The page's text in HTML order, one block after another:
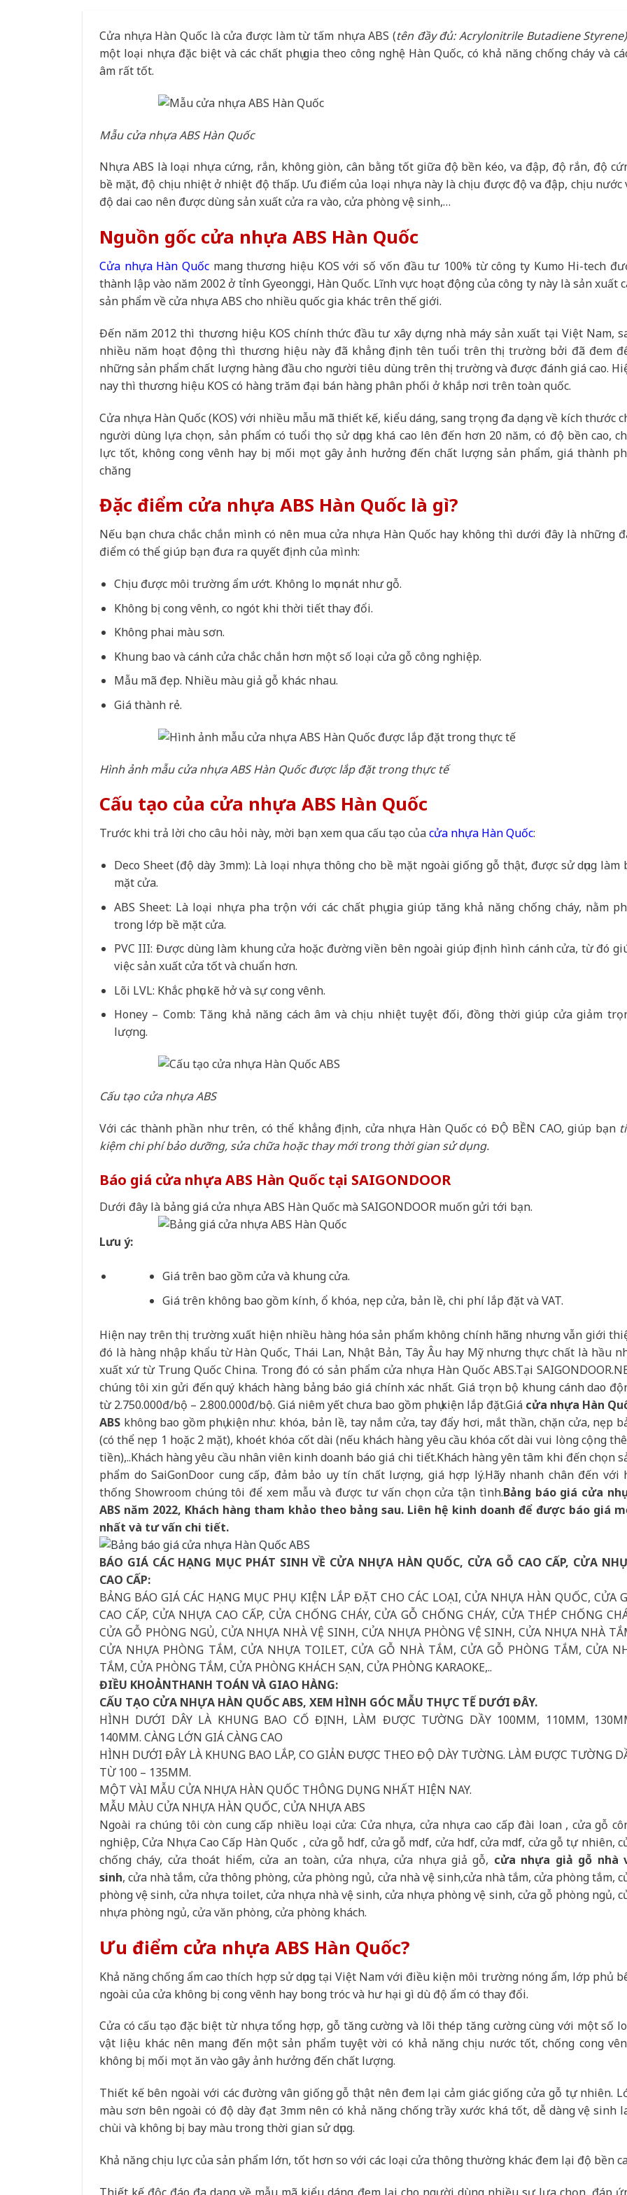
Cửa nhựa Hàn Quốc là cửa được làm từ tấm nhựa ABS (tên đầy đủ:Acrylonitrile Butadiene Styrene)
một loại nhựa đặc biệt và các chất phụ gia theo công nghệ Hàn Quốc, có khả năng chống cháy và
âm rất tốt.
Mẫu cửa nhựa ABS Hàn Quốc
Nhựa ABS là loại nhựa cứng, rắn, không giòn, cân bằng tốt giữa độ bền kéo, va đập, độ rắn, độ
bề mặt, độ chịu nhiệt ở nhiệt độ thấp. Ưu điểm của loại nhựa này là chịu được độ va đập, chịu nước
độ dai cao nên được dùng sản xuất cửa ra vào, cửa phòng vệ sinh,…
Nguồn gốc cửa nhựa ABS Hàn Quốc
Cửa nhựa Hàn Quốc mang thương hiệu KOS với số vốn đầu tư 100% từ công ty Kumo Hi-tech
thành lập vào năm 2002 ở tỉnh Gyeonggi, Hàn Quốc. Lĩnh vực hoạt động của công ty này là sản xuất
sản phẩm về cửa nhựa ABS cho nhiều quốc gia khác trên thế giới.
Đến năm 2012 thì thương hiệu KOS chính thức đầu tư xây dựng nhà máy sản xuất tại Việt Nam,
nhiều năm hoạt động thì thương hiệu này đã khẳng định tên tuổi trên thị trường bởi đã đem
những sản phẩm chất lượng hàng đầu cho người tiêu dùng trên thị trường và được đánh giá cao.
nay thì thương hiệu KOS có hàng trăm đại bán hàng phân phối ở khắp nơi trên toàn quốc.
Cửa nhựa Hàn Quốc (KOS) với nhiều mẫu mã thiết kế, kiểu dáng, sang trọng đa dạng về kích thước
người dùng lựa chọn, sản phẩm có tuổi thọ sử dụng khá cao lên đến hơn 20 năm, có độ bền cao,
lực tốt, không cong vênh hay bị mối mọt gây ảnh hưởng đến chất lượng sản phẩm, giá thành
chăng
Đặc điểm cửa nhựa ABS Hàn Quốc là gì?
Nếu bạn chưa chắc chắn mình có nên mua cửa nhựa Hàn Quốc hay không thì dưới đây là những
điểm có thể giúp bạn đưa ra quyết định của mình:
Chịu được môi trường ẩm ướt. Không lo mục nát như gỗ.
Không bị cong vênh, co ngót khi thời tiết thay đổi.
Không phai màu sơn.
Khung bao và cánh cửa chắc chắn hơn một số loại cửa gỗ công nghiệp.
Mẫu mã đẹp. Nhiều màu giả gỗ khác nhau.
Giá thành rẻ.
Hình ảnh mẫu cửa nhựa ABS Hàn Quốc được lắp đặt trong thực tế
Cấu tạo của cửa nhựa ABS Hàn Quốc
Trước khi trả lời cho câu hỏi này, mời bạn xem qua cấu tạo củacửa nhựa Hàn Quốc:
Deco Sheet (độ dày 3mm): Là loại nhựa thông cho bề mặt ngoài giống gỗ thật, được sử dụng làm
mặt cửa.
ABS Sheet: Là loại nhựa pha trộn với các chất phụ gia giúp tăng khả năng chống cháy, nằm
trong lớp bề mặt cửa.
PVC III: Được dùng làm khung cửa hoặc đường viền bên ngoài giúp định hình cánh cửa, từ đó
việc sản xuất cửa tốt và chuẩn hơn.
Lõi LVL: Khắc phục kẽ hở và sự cong vênh.
Honey – Comb: Tăng khả năng cách âm và chịu nhiệt tuyệt đối, đồng thời giúp cửa giảm
lượng.
Cấu tạo cửa nhựa ABS
Với các thành phần như trên, có thể khẳng định, cửa nhựa Hàn Quốc có ĐỘ BỀN CAO, giúp bạn
kiệm chi phí bảo dưỡng, sửa chữa hoặc thay mới trong thời gian sử dụng.
Báo giá cửa nhựa ABS Hàn Quốc tại SAIGONDOOR
Dưới đây là bảng giá cửa nhựa ABS Hàn Quốc mà SAIGONDOOR muốn gửi tới bạn.
Lưu ý:
Giá trên bao gồm cửa và khung cửa.
Giá trên không bao gồm kính, ổ khóa, nẹp cửa, bản lề, chi phí lắp đặt và VAT.
Hiện nay trên thị trường xuất hiện nhiều hàng hóa sản phẩm không chính hãng nhưng vẫn giới
đó là hàng nhập khẩu từ Hàn Quốc, Thái Lan, Nhật Bản, Tây Âu hay Mỹ nhưng thực chất là hầu
xuất xứ từ Trung Quốc China. Trong đó có sản phẩm cửa nhựa Hàn Quốc ABS.Tại
chúng tôi xin gửi đến quý khách hàng bảng báo giá chính xác nhất. Giá trọn bộ khung cánh dao
từ 2.750.000đ/bộ – 2.800.000đ/bộ. Giá niêm yết chưa bao gồm phụ kiện lắp đặt.Giá cửa nhựa Hàn
ABS không bao gồm phụ kiện như: khóa, bản lề, tay nắm cửa, tay đẩy hơi, mắt thần, chặn cửa, nẹp
(có thể nẹp 1 hoặc 2 mặt), khoét khóa cốt dài (nếu khách hàng yêu cầu khóa cốt dài vui lòng cộng
tiền),..Khách hàng yêu cầu nhân viên kinh doanh báo giá chi tiết.Khách hàng yên tâm khi đến chọn
phẩm do SaiGonDoor cung cấp, đảm bảo uy tín chất lượng, giá hợp lý.Hãy nhanh chân đến với
thống Showroom chúng tôi để xem mẫu và được tư vấn chọn cửa tận tình.Bảng báo giá cửa
ABS năm 2022, Khách hàng tham khảo theo bảng sau. Liên hệ kinh doanh để được báo giá
nhất và tư vấn chi tiết.
BÁO GIÁ CÁC HẠNG MỤC PHÁT SINH VỀ CỬA NHỰA HÀN QUỐC, CỬA GỖ CAO CẤP, CỬA
CAO CẤP:
BẢNG BÁO GIÁ CÁC HẠNG MỤC PHỤ KIỆN LẮP ĐẶT CHO CÁC LOẠI, CỬA NHỰA HÀN QUỐC, CỬA
CAO CẤP, CỬA NHỰA CAO CẤP, CỬA CHỐNG CHÁY, CỬA GỖ CHỐNG CHÁY, CỬA THÉP CHỐNG
CỬA GỖ PHÒNG NGỦ, CỬA NHỰA NHÀ VỆ SINH, CỬA NHỰA PHÒNG VỆ SINH, CỬA NHỰA NHÀ
CỬA NHỰA PHÒNG TẮM, CỬA NHỰA TOILET, CỬA GỖ NHÀ TẮM, CỬA GỖ PHÒNG TẮM, CỬA
TẮM, CỬA PHÒNG TẮM, CỬA PHÒNG KHÁCH SẠN, CỬA PHÒNG KARAOKE,..
ĐIỀU KHOẢNTHANH TOÁN VÀ GIAO HÀNG:
CẤU TẠO CỬA NHỰA HÀN QUỐC ABS, XEM HÌNH GÓC MẪU THỰC TẾ DƯỚI ĐÂY.
HÌNH DƯỚI DÂY LÀ KHUNG BAO CỐ ĐỊNH, LÀM ĐƯỢC TƯỜNG DẦY 100MM, 110MM,
140MM. CÀNG LỚN GIÁ CÀNG CAO
HÌNH DƯỚI ĐÂY LÀ KHUNG BAO LẮP, CO GIẢN ĐƯỢC THEO ĐỘ DÀY TƯỜNG. LÀM ĐƯỢC TƯỜNG
TỪ 100 – 135MM.
MỘT VÀI MẪU CỬA NHỰA HÀN QUỐC THÔNG DỤNG NHẤT HIỆN NAY.
MẪU MÀU CỬA NHỰA HÀN QUỐC, CỬA NHỰA ABS
Ngoài ra chúng tôi còn cung cấp nhiều loại cửa: Cửa nhựa, cửa nhựa cao cấp đài loan , cửa gỗ
nghiệp, Cửa Nhựa Cao Cấp Hàn Quốc , cửa gỗ hdf, cửa gỗ mdf, cửa hdf, cửa mdf, cửa gỗ tự nhiên,
chống cháy, cửa thoát hiểm, cửa an toàn, cửa nhựa, cửa nhựa giả gỗ, cửa nhựa giả gỗ nhà
sinh, cửa nhà tắm, cửa thông phòng, cửa phòng ngủ, cửa nhà vệ sinh,cửa nhà tắm, cửa phòng tắm,
phòng vệ sinh, cửa nhựa toilet, cửa nhựa nhà vệ sinh, cửa nhựa phòng vệ sinh, cửa gỗ phòng ngủ,
nhựa phòng ngủ, cửa văn phòng, cửa phòng khách.
Ưu điểm cửa nhựa ABS Hàn Quốc?
Khả năng chống ẩm cao thích hợp sử dụng tại Việt Nam với điều kiện môi trường nóng ẩm, lớp phủ
ngoài của cửa không bị cong vênh hay bong tróc và hư hại gì dù độ ẩm có thay đổi.
Cửa có cấu tạo đặc biệt từ nhựa tổng hợp, gỗ tăng cường và lõi thép tăng cường cùng với một số
vật liệu khác nên mang đến một sản phẩm tuyệt vời có khả năng chịu nước tốt, chống cong
không bị mối mọt ăn vào gây ảnh hưởng đến chất lượng.
Thiết kế bên ngoài với các đường vân giống gỗ thật nên đem lại cảm giác giống cửa gỗ tự nhiên.
màu sơn bên ngoài có độ dày đạt 3mm nên có khả năng chống trầy xước khá tốt, dễ dàng vệ sinh
chùi và không bị bay màu trong thời gian sử dụng.
Khả năng chịu lực của sản phẩm lớn, tốt hơn so với các loại cửa thông thường khác đem lại độ bền